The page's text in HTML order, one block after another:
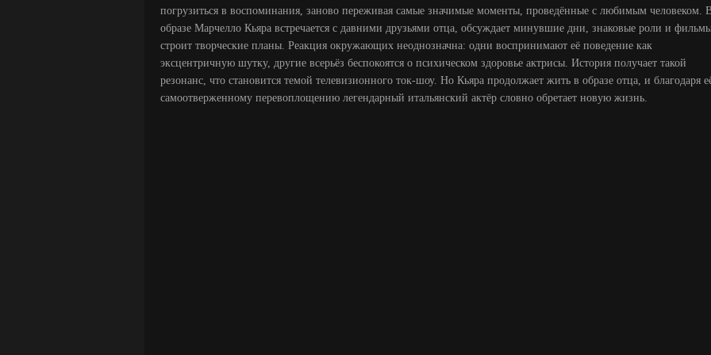
погрузиться в воспоминания, заново переживая самые значимые моменты, проведённые с любимым человеком.
образе Марчелло Кьяра встречается с давними друзьями отца, обсуждает минувшие дни, знаковые роли и
строит творческие планы. Реакция окружающих неоднозначна: одни воспринимают её поведение как
эксцентричную шутку, другие всерьёз беспокоятся о психическом здоровье актрисы. История получает такой
резонанс, что становится темой телевизионного ток-шоу. Но Кьяра продолжает жить в образе отца, и благодаря
самоотверженному перевоплощению легендарный итальянский актёр словно обретает новую жизнь.